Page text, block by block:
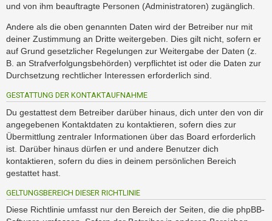
und von ihm beauftragte Personen (Administratoren) zugänglich.
Andere als die oben genannten Daten wird der Betreiber nur mit
deiner Zustimmung an Dritte weitergeben. Dies gilt nicht, sofern er
auf Grund gesetzlicher Regelungen zur Weitergabe der Daten (z.
B. an Strafverfolgungsbehörden) verpflichtet ist oder die Daten zur
Durchsetzung rechtlicher Interessen erforderlich sind.
GESTATTUNG DER KONTAKTAUFNAHME
Du gestattest dem Betreiber darüber hinaus, dich unter den von dir
angegebenen Kontaktdaten zu kontaktieren, sofern dies zur
Übermittlung zentraler Informationen über das Board erforderlich
ist. Darüber hinaus dürfen er und andere Benutzer dich
kontaktieren, sofern du dies in deinem persönlichen Bereich
gestattet hast.
GELTUNGSBEREICH DIESER RICHTLINIE
Diese Richtlinie umfasst nur den Bereich der Seiten, die die phpBB-